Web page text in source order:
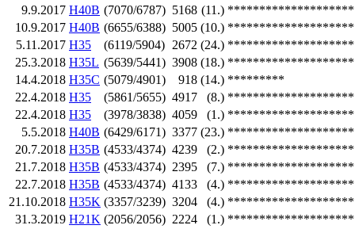
9.9.2017 H40B (7070/6787) 5168 (11.)
10.9.2017 H40B (6655/6388) 5005 (10.)
5.11.2017 H35 (6119/5904) 2672 (24.)
25.3.2018 H35L (5639/5441) 3908 (18.)
14.4.2018 H35C (5079/4901) 918 (14.) *********
22.4.2018 H35 (5861/5655) 4917 (8.)
22.4.2018 H35 (3978/3838) 4059 (1.)
5.5.2018 H40B (6429/6171) 3377 (23.)
20.7.2018 H35B (4533/4374) 4239 (2.)
21.7.2018 H35B (4533/4374) 2395 (7.)
22.7.2018 H35B (4533/4374) 4133 (4.)
21.10.2018 H35K (3357/3239) 3204 (4.)
31.3.2019 H21K (2056/2056) 2224 (1.)